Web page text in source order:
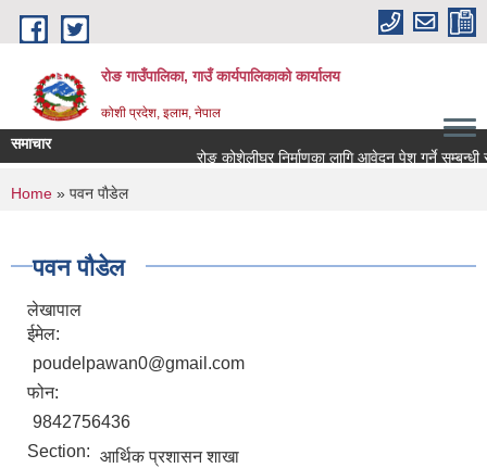
Skip to main content
रोङ गाउँपालिका, गाउँ कार्यपालिकाको कार्यालय
कोशी प्रदेश, इलाम, नेपाल
समाचार
रोङ कोशेलीघर निर्माणका लागि आवेदन पेश गर्ने सम्बन्धी
You are here
Home » पवन पाैडेल
पवन पाैडेल
लेखापाल
ईमेल:
poudelpawan0@gmail.com
फोन:
9842756436
Section: आर्थिक प्रशासन शाखा